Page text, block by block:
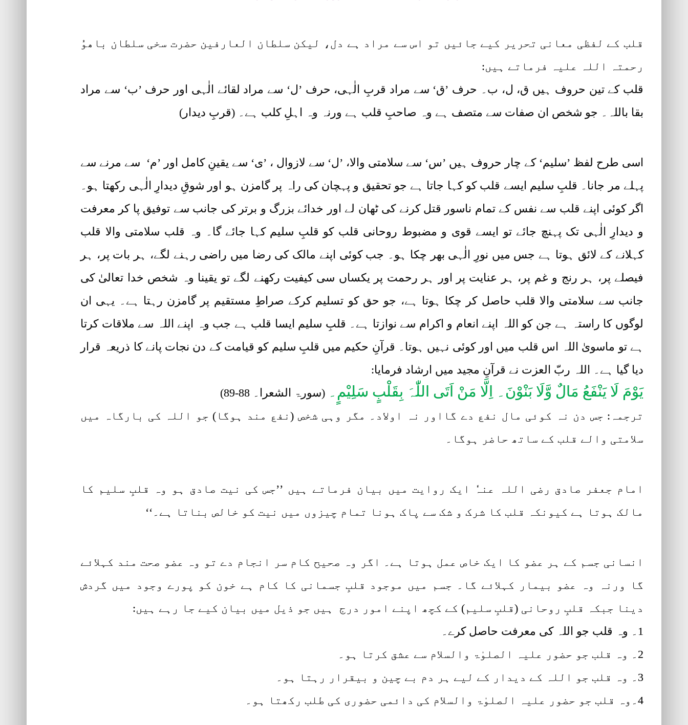
قلب کے لفظی معانی تحریر کیے جائیں تو اس سے مراد ہے دل، لیکن سلطان العارفین حضرت سخی سلطان باھوُ
رحمتہ اللہ علیہ فرماتے ہیں:
قلب کے تین حروف ہیں ق، ل، ب۔ حرف ’ق‘ سے مراد قربِ الٰہی، حرف ’ل‘ سے مراد لقائے الٰہی اور حرف ’ب‘ سے مراد
بقا باللہ۔ جو شخص ان صفات سے متصف ہے وہ صاحبِ قلب ہے ورنہ وہ اہلِ کلب ہے۔ (قربِ دیدار)
اسی طرح لفظ ’سلیم‘ کے چار حروف ہیں ’س‘ سے سلامتی والا، ’ل‘ سے لازوال ، ’ی‘ سے یقینِ کامل اور ’م‘ سے مرنے سے
پہلے مر جانا۔ قلبِ سلیم ایسے قلب کو کہا جاتا ہے جو تحقیق و پہچان کی راہ پر گامزن ہو اور شوقِ دیدارِ الٰہی رکھتا ہو۔
اگر کوئی اپنے قلب سے نفس کے تمام ناسور قتل کرنے کی ٹھان لے اور خدائے بزرگ و برتر کی جانب سے توفیق پا کر معرفت
و دیدارِ الٰہی تک پہنچ جائے تو ایسے قوی و مضبوط روحانی قلب کو قلبِ سلیم کہا جائے گا۔ وہ قلب سلامتی والا قلب
کہلانے کے لائق ہوتا ہے جس میں نورِ الٰہی بھر چکا ہو۔ جب کوئی اپنے مالک کی رضا میں راضی رہنے لگے، ہر بات پر، ہر
فیصلے پر، ہر رنج و غم پر، ہر عنایت پر اور ہر رحمت پر یکساں سی کیفیت رکھنے لگے تو یقینا وہ شخص خدا تعالیٰ کی
جانب سے سلامتی والا قلب حاصل کر چکا ہوتا ہے، جو حق کو تسلیم کرکے صراطِ مستقیم پر گامزن رہتا ہے۔ یہی ان
لوگوں کا راستہ ہے جن کو اللہ اپنے انعام و اکرام سے نوازتا ہے۔ قلبِ سلیم ایسا قلب ہے جب وہ اپنے اللہ سے ملاقات کرتا
ہے تو ماسویٰ اللہ اس قلب میں اور کوئی نہیں ہوتا۔ قرآنِ حکیم میں قلبِ سلیم کو قیامت کے دن نجات پانے کا ذریعہ قرار
دیا گیا ہے۔ اللہ ربّ العزت نے قرآنِ مجید میں ارشاد فرمایا:
یَوْمَ لَا یَنْفَعُ مَالٌ وَّلَا بَنْوْنَ۔ اِلَّا مَنْ اَتَی اللّٰہَ بِقَلْبٍ سَلِیْمٍ۔ (سورۃ الشعرا۔ 88-89)
ترجمہ: جس دن نہ کوئی مال نفع دے گااور نہ اولاد۔ مگر وہی شخص (نفع مند ہوگا) جو اللہ کی بارگاہ میں
سلامتی والے قلب کے ساتھ حاضر ہوگا۔
امام جعفر صادق رضی اللہ عنہٗ ایک روایت میں بیان فرماتے ہیں ’’جس کی نیت صادق ہو وہ قلبِ سلیم کا
مالک ہوتا ہے کیونکہ قلب کا شرک و شک سے پاک ہونا تمام چیزوں میں نیت کو خالص بناتا ہے۔‘‘
انسانی جسم کے ہر عضو کا ایک خاص عمل ہوتا ہے۔ اگر وہ صحیح کام سر انجام دے تو وہ عضو صحت مند کہلائے
گا ورنہ وہ عضو بیمار کہلائے گا۔ جسم میں موجود قلبِ جسمانی کا کام ہے خون کو پورے وجود میں گردش
دینا جبکہ قلبِ روحانی (قلبِ سلیم) کے کچھ اپنے امور درج ہیں جو ذیل میں بیان کیے جا رہے ہیں:
1۔ وہ قلب جو اللہ کی معرفت حاصل کرے۔
2۔ وہ قلب جو حضور علیہ الصلوٰۃ والسلام سے عشق کرتا ہو۔
3۔ وہ قلب جو اللہ کے دیدار کے لیے ہر دم بے چین و بیقرار رہتا ہو۔
4۔وہ قلب جو حضور علیہ الصلوٰۃ والسلام کی دائمی حضوری کی طلب رکھتا ہو۔